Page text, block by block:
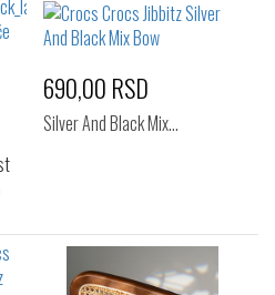
690,00 RSD
Silver And Black Mix…